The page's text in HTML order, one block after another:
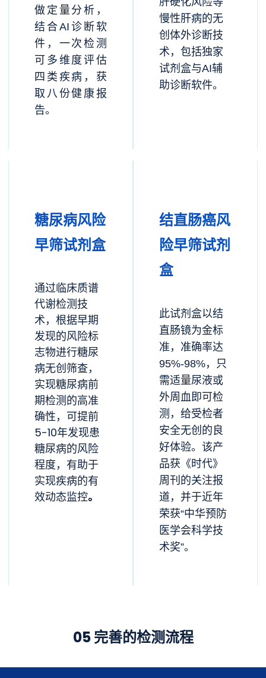
做定量分析，
结合AI诊断软
件，一次检测
可多维度评估
四类疾病，获
取八份健康报
告。
慢性肝病的无
创体外诊断技
术，包括独家
试剂盒与AI辅
助诊断软件。
糖尿病风险
早筛试剂盒
通过临床质谱
代谢检测技
术，根据早期
发现的风险标
志物进行糖尿
病无创筛查，
实现糖尿病前
期检测的高准
确性，可提前
5-10年发现患
糖尿病的风险
程度，有助于
实现疾病的有
效动态监控。
结直肠癌风
险早筛试剂
盒
此试剂盒以结
直肠镜为金标
准，准确率达
95%-98%， 只
需适量尿液或
外周血即可检
测，给受检者
安全无创的良
好体验。 该产
品获《时代》
周刊的关注报
道，并于近年
荣获“中华预防
医学会科学技
术奖”。
05 完善的检测流程